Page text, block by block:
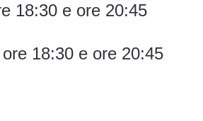
18:30 e ore 20:45
18:30 e ore 20:45